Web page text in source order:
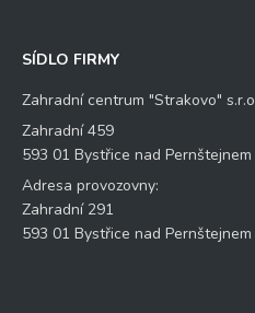
SÍDLO FIRMY
Zahradní centrum "Strakovo" s.r.o
Zahradní 459
593 01 Bystřice nad Pernštejnem
Adresa provozovny:
Zahradní 291
593 01 Bystřice nad Pernštejnem